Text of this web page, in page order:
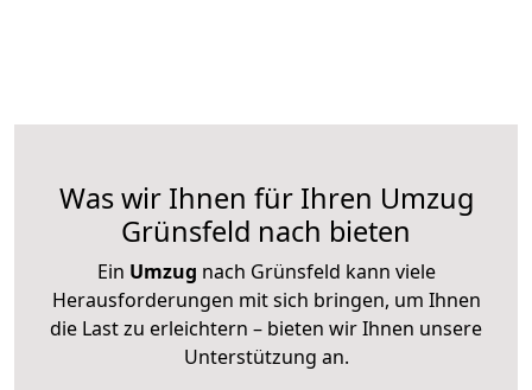
Was wir Ihnen für Ihren Umzug
Grünsfeld nach bieten
Ein Umzug nach Grünsfeld kann viele
Herausforderungen mit sich bringen, um Ihnen
die Last zu erleichtern – bieten wir Ihnen unsere
Unterstützung an.